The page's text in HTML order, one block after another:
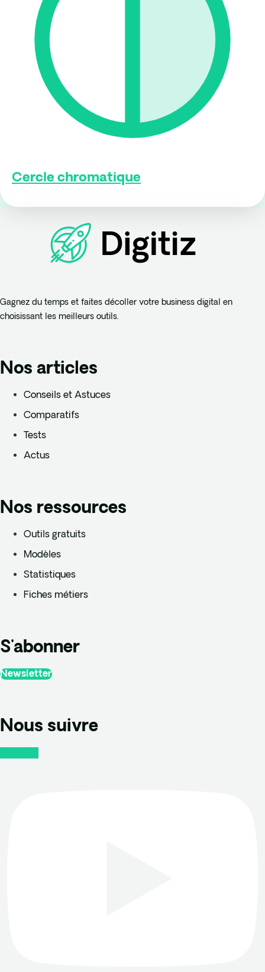
Cercle chromatique
Gagnez du temps et faites décoller votre business digital en
choisissant les meilleurs outils.
Nos articles
Conseils et Astuces
Comparatifs
Tests
Actus
Nos ressources
Outils gratuits
Modèles
Statistiques
Fiches métiers
S'abonner
Newsletter
Nous suivre